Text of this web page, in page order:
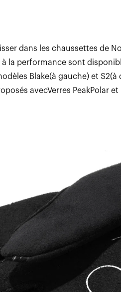
dans les chaussettes de
la performance sont
Blake(à gauche) et
avecVerres PeakPolar et